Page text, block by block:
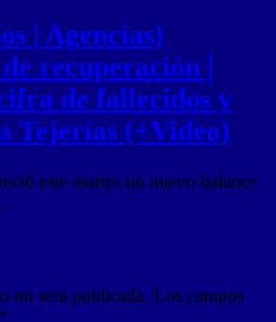
| Agencias)
recuperación |
de fallecidos y
Tejerías (+Video)
este martes un nuevo balance
no será publicada. Los campos
*